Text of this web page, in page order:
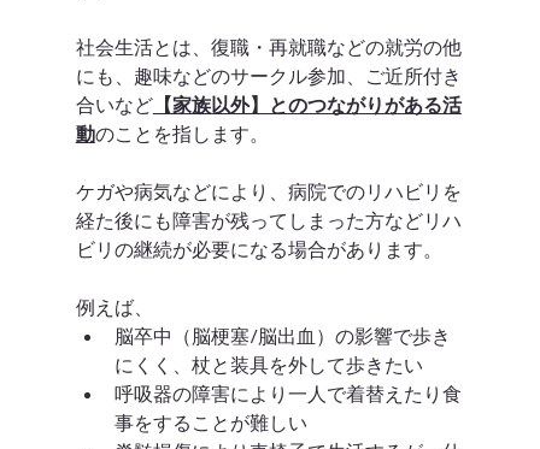
社会生活とは、復職・再就職などの就労の他
にも、趣味などのサークル参加、ご近所付き
合いなど【家族以外】とのつながりがある活
動のことを指します。
ケガや病気などにより、病院でのリハビリを
経た後にも障害が残ってしまった方などリハ
ビリの継続が必要になる場合があります。
例えば、
脳卒中（脳梗塞/脳出血）の影響で歩き
にくく、杖と装具を外して歩きたい
呼吸器の障害により一人で着替えたり食
事をすることが難しい